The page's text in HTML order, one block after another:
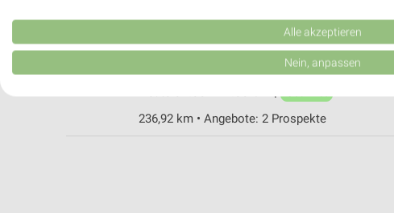
Kranichfelder Straße 103
236,92 km • Angebote: 2 Prospekte
Verwendung reduzierter Daten zur Auswahl von Werbeanzeigen
Erstellung von Profilen für personalisierte Werbung
Erstellung von Profilen zur Personalisierung von Inhalten
Alle akzeptieren
Nein, anpassen